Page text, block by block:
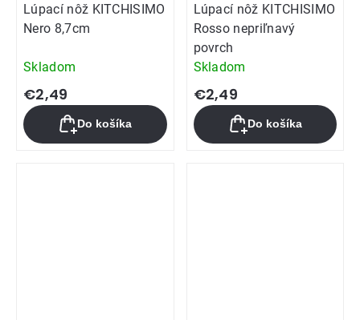
Lúpací nôž KITCHISIMO
Nero 8,7cm
Skladom
€2,49
Do košíka
Lúpací nôž KITCHISIMO
Rosso nepriľnavý
povrch
Skladom
€2,49
Do košíka